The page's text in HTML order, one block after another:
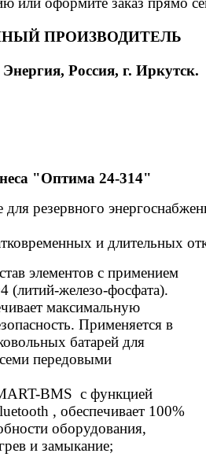
ПРОИЗВОДИТЕЛЬ
Россия, г. Иркутск.
"Оптима 24-314"
для резервного
и длительных
элементов с примением
(литий-железо-фосфата).
максимальную
Применяется в
батарей для
передовыми
ВМS c функцией
, обеспечивает 100%
оборудования,
и замыкание;